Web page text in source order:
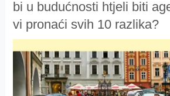
bi u budućnosti htjeli biti
vi pronaći svih 10 razlika?